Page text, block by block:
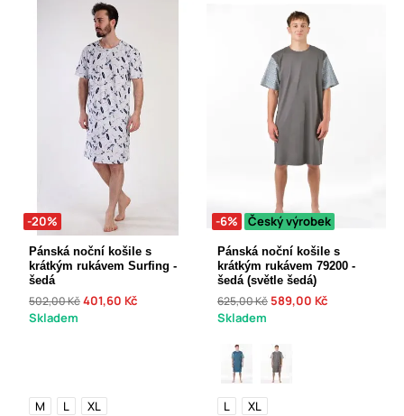
-20%
Pánská noční košile s
krátkým rukávem Surfing -
šedá
502,00 Kč401,60 Kč
Skladem
M L XL
-6% Český výrobek
Pánská noční košile s
krátkým rukávem 79200 -
šedá (světle šedá)
625,00 Kč 589,00 Kč
Skladem
L XL